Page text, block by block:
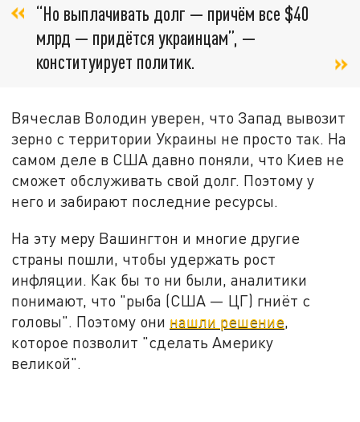
“Но выплачивать долг — причём все $40
млрд — придётся украинцам”, —
конституирует политик.
Вячеслав Володин уверен, что Запад вывозит
зерно с территории Украины не просто так. На
самом деле в США давно поняли, что Киев не
сможет обслуживать свой долг. Поэтому у
него и забирают последние ресурсы.
На эту меру Вашингтон и многие другие
страны пошли, чтобы удержать рост
инфляции. Как бы то ни были, аналитики
понимают, что "рыба (США — ЦГ) гниёт с
головы". Поэтому они нашли решение,
которое позволит "сделать Америку
великой".